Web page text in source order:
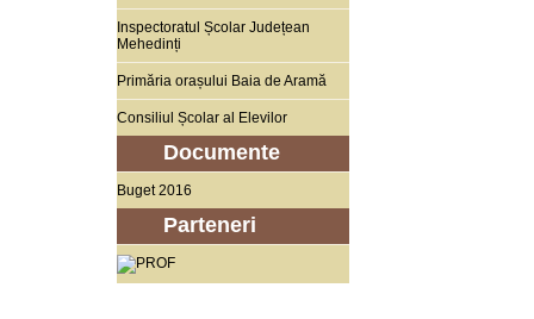
Inspectoratul Școlar Județean
Mehedinți
Primăria orașului Baia de Aramă
Consiliul Școlar al Elevilor
Documente
Buget 2016
Parteneri